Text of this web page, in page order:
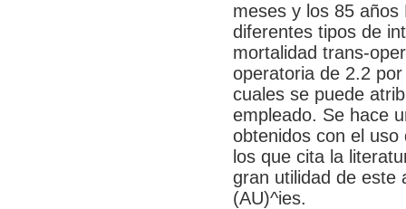
meses y los 85
diferentes tipos de
mortalidad trans-
operatoria de 2.2
cuales se puede
empleado. Se hace
obtenidos con el uso
los que cita la
gran utilidad de este
(AU)^ies.